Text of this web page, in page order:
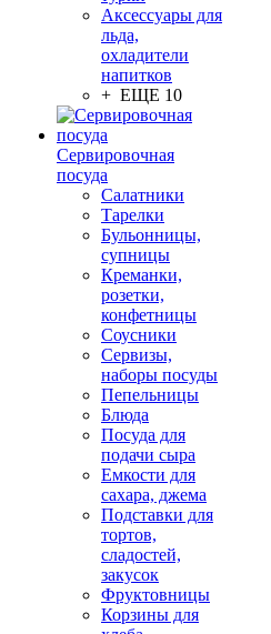
Аксессуары для
льда,
охладители
напитков
+ ЕЩЕ 10
Сервировочная
посуда
Салатники
Тарелки
Бульонницы,
супницы
Креманки,
розетки,
конфетницы
Соусники
Сервизы,
наборы посуды
Пепельницы
Блюда
Посуда для
подачи сыра
Емкости для
сахара, джема
Подставки для
тортов,
сладостей,
закусок
Фруктовницы
Корзины для